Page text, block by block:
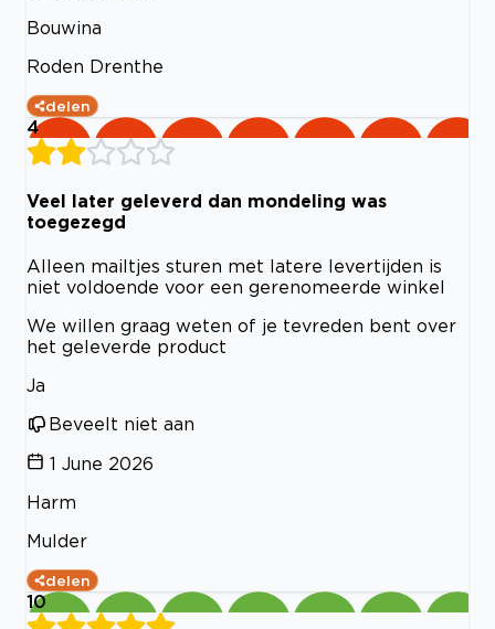
Bouwina
Roden Drenthe
delen
4
Veel later geleverd dan mondeling was
toegezegd
Alleen mailtjes sturen met latere levertijden is
niet voldoende voor een gerenomeerde winkel
We willen graag weten of je tevreden bent over
het geleverde product
Ja
Beveelt niet aan
1 June 2026
Harm
Mulder
delen
10